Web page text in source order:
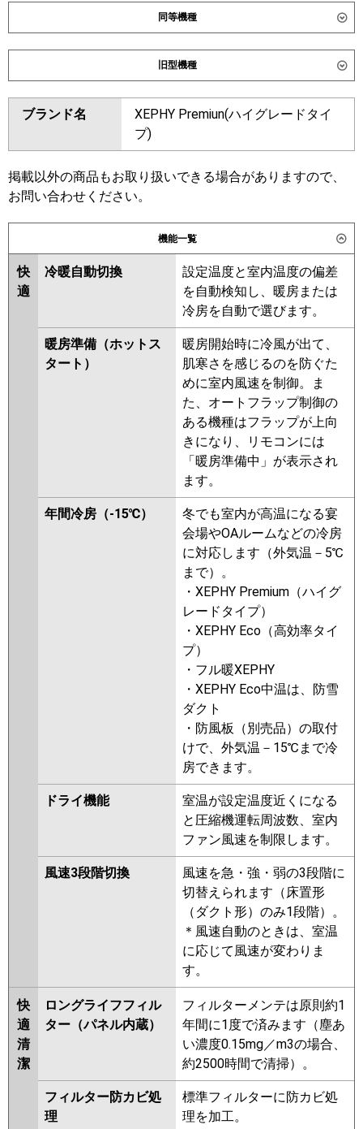
同等機種
ダイキン SSRM224DD
東芝 GDXB22413MUB
三菱電機 PEZX-ZRMP224D6
日立 RPI-GP224RGHPC5 RPI-
GP224RGHP5
三菱重工 FDUZ2246HP6S
PA-P224FE7GDC
P224FE7GDNC
旧型機種
ダイキン SSRM224CD
RDXB22433MUB
RDXB22433M
三菱電機 PEZX-ZRMP224D5 PEZX-
ZRMP224D4
PEZX-ZRMP224D2 PEZX-
ZRMP224DZ
PEZX-ZRP224DV
PEZX-
ZRP224DR
RPI-GP224RGHPC4 RPI-
GP224RGHP4 RPI-GP224RGHPC3
RPI-GP224RGHP3 RPI-
GP224RGHPC1-G RPI-
GP224RGHP1-G RPI-
GP224RGHPC2
RPI-GP224RGHP2
RPI-GP224RGHPC1
RPI-
GP224RGHP1 RPI-GP224RGHPC
RPI-GP224RGHP RPI-
AP224GHPC4-kobe
AP224GHPC4 RPI-AP224GHP9-
RPI-AP224GHP9 RPI-
AP224GHPC3-kobe RPI-
AP224GHPC3
RPI-AP224GHP8
FDUZ2245HP5SA
PA-P224FE7GDNB
P224FE7GD PA-P224FE7GDN
P224FE6GDB PA-P224FE6GDNB
ブランド名
XEPHY Premiun(ハイグレードタイ
プ)
掲載以外の商品もお取り扱いできる場合がありますので、
お問い合わせください。
機能一覧
快
適
冷暖自動切換
設定温度と室内温度の偏差
を自動検知し、暖房または
冷房を自動で選びます。
暖房準備（ホットス
タート）
暖房開始時に冷風が出て、
肌寒さを感じるのを防ぐた
めに室内風速を制御。ま
た、オートフラップ制御の
ある機種はフラップが上向
きになり、リモコンには
「暖房準備中」が表示され
ます。
年間冷房（-15℃）
冬でも室内が高温になる宴
会場やOAルームなどの冷房
に対応します（外気温－5℃
まで）。
・XEPHY Premium（ハイグ
レードタイプ）
・XEPHY Eco（高効率タイ
プ）
・フル暖XEPHY
・XEPHY Eco中温は、防雪
ダクト
・防風板（別売品）の取付
けで、外気温－15℃まで冷
房できます。
ドライ機能
室温が設定温度近くになる
と圧縮機運転周波数、室内
ファン風速を制限します。
風速3段階切換
風速を急・強・弱の3段階に
切替えられます（床置形
（ダクト形）のみ1段階）。
＊風速自動のときは、室温
に応じて風速が変わりま
す。
快
適
清
潔
ロングライフフィル
ター（パネル内蔵）
フィルターメンテは原則約1
年間に1度で済みます（塵あ
い濃度0.15mg／m3の場合、
約2500時間で清掃）。
フィルター防カビ処
理
標準フィルターに防カビ処
理を加工。